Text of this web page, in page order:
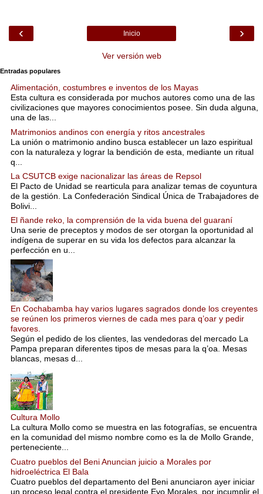
‹ ›
Inicio
Ver versión web
Entradas populares
Alimentación, costumbres e inventos de los Mayas
Esta cultura es considerada por muchos autores como una de las
civilizaciones que mayores conocimientos posee. Sin duda alguna,
una de las...
Matrimonios andinos con energía y ritos ancestrales
La unión o matrimonio andino busca establecer un lazo espiritual
con la naturaleza y lograr la bendición de esta, mediante un ritual
q...
La CSUTCB exige nacionalizar las áreas de Repsol
El Pacto de Unidad se rearticula para analizar temas de coyuntura
de la gestión. La Confederación Sindical Única de Trabajadores de
Bolivi...
El ñande reko, la comprensión de la vida buena del guaraní
Una serie de preceptos y modos de ser otorgan la oportunidad al
indígena de superar en su vida los defectos para alcanzar la
perfección en u...
En Cochabamba hay varios lugares sagrados donde los creyentes
se reúnen los primeros viernes de cada mes para q’oar y pedir
favores.
Según el pedido de los clientes, las vendedoras del mercado La
Pampa preparan diferentes tipos de mesas para la q’oa. Mesas
blancas, mesas d...
Cultura Mollo
La cultura Mollo como se muestra en las fotografías, se encuentra
en la comunidad del mismo nombre como es la de Mollo Grande,
perteneciente...
Cuatro pueblos del Beni Anuncian juicio a Morales por
hidroeléctrica El Bala
Cuatro pueblos del departamento del Beni anunciaron ayer iniciar
un proceso legal contra el presidente Evo Morales, por incumplir el